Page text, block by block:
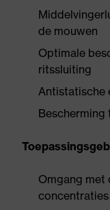
de mouwen
Optimale
ritssluiting
Antistatische
Omgang met
concentraties